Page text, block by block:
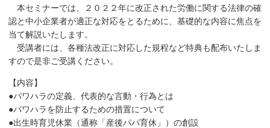
本セミナーでは、２０２２年に改正された労働に関する法律の確
認と中小企業者が適正な対応をとるために、基礎的な内容に焦点を
当て解説いたします。
受講者には、各種法改正に対応した規程など特典も配布いたしま
すので是非ご受講ください。
【内容】
●パワハラの定義、代表的な言動・行為とは
●パワハラを防止するための措置について
●出生時育児休業（通称「産後パパ育休」）の創設